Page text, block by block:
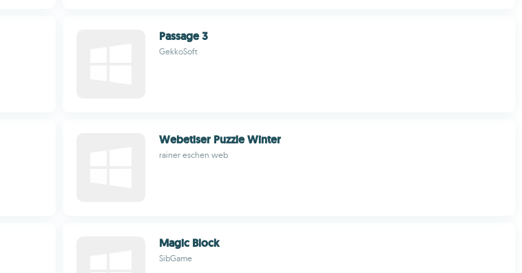
Passage 3
GekkoSoft
Webetiser Puzzle Winter
rainer eschen web
Magic Block
SibGame